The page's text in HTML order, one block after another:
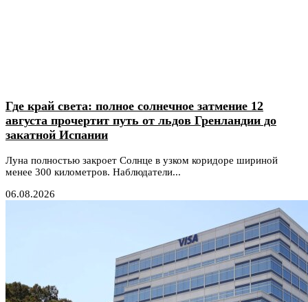
Где край света: полное солнечное затмение 12
августа прочертит путь от льдов Гренландии до
закатной Испании
Луна полностью закроет Солнце в узком коридоре шириной
менее 300 километров. Наблюдатели...
06.08.2026